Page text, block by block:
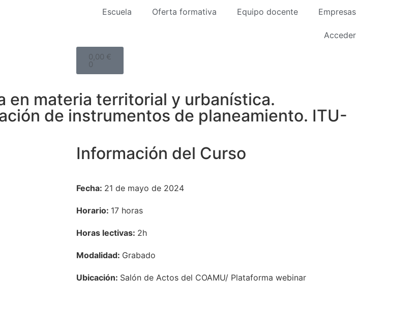
Escuela Oferta formativa Equipo docente Empresas
Acceder
0,00 €
0
en materia territorial y urbanística.
de instrumentos de planeamiento. ITU-
Información del Curso
Fecha: 21 de mayo de 2024
Horario: 17 horas
Horas lectivas: 2h
Modalidad: Grabado
Ubicación: Salón de Actos del COAMU/ Plataforma webinar